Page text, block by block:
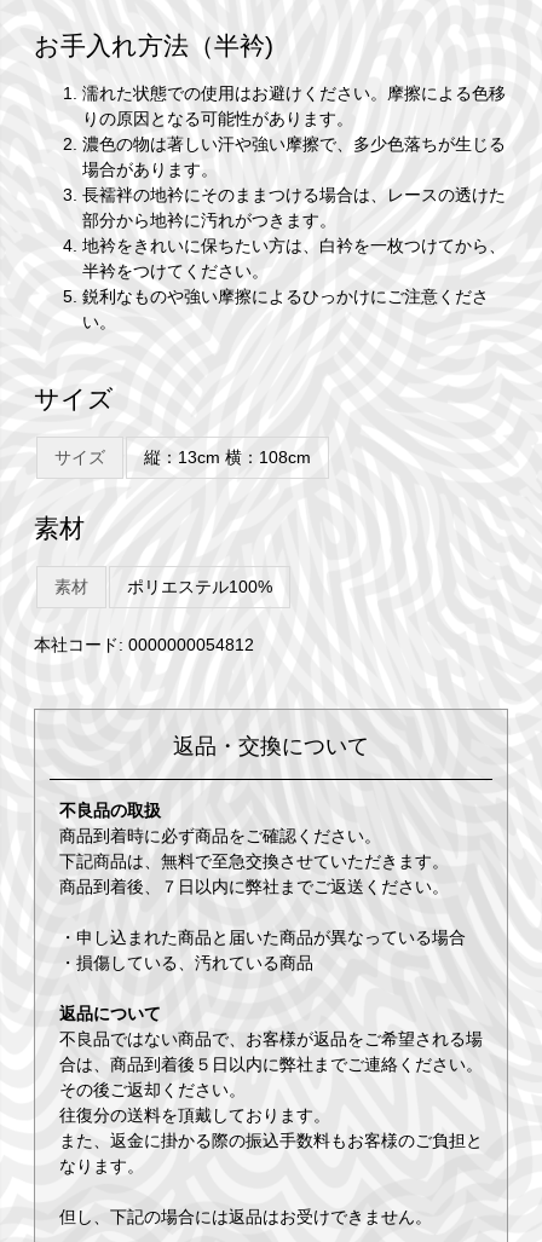
お手入れ方法（半衿)
濡れた状態での使用はお避けください。摩擦による色移
りの原因となる可能性があります。
濃色の物は著しい汗や強い摩擦で、多少色落ちが生じる
場合があります。
長襦袢の地衿にそのままつける場合は、レースの透けた
部分から地衿に汚れがつきます。
地衿をきれいに保ちたい方は、白衿を一枚つけてから、
半衿をつけてください。
鋭利なものや強い摩擦によるひっかけにご注意くださ
い。
サイズ
サイズ 縦：13cm 横：108cm
素材
素材 ポリエステル100%
本社コード: 0000000054812
返品・交換について
不良品の取扱
商品到着時に必ず商品をご確認ください。
下記商品は、無料で至急交換させていただきます。
商品到着後、７日以内に弊社までご返送ください。
・申し込まれた商品と届いた商品が異なっている場合
・損傷している、汚れている商品
返品について
不良品ではない商品で、お客様が返品をご希望される場
合は、商品到着後５日以内に弊社までご連絡ください。
その後ご返却ください。
往復分の送料を頂戴しております。
また、返金に掛かる際の振込手数料もお客様のご負担と
なります。
但し、下記の場合には返品はお受けできません。